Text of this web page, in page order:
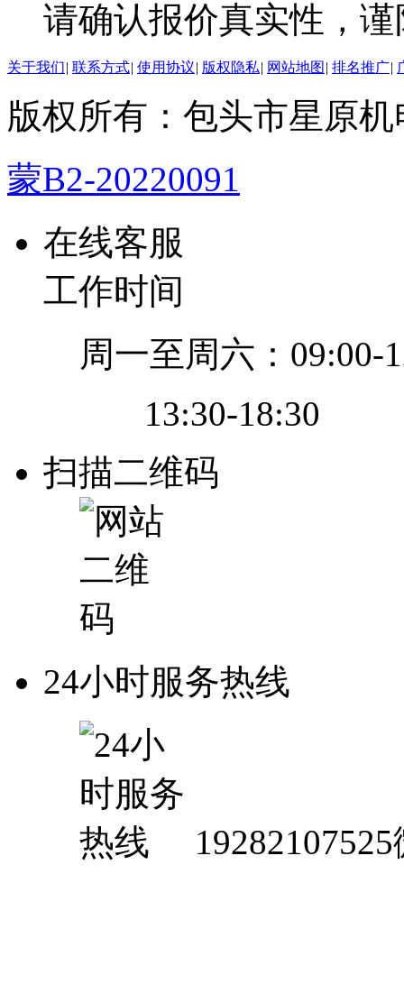
请确认报价真实性，
关于我们| 联系方式| 使用协议| 版权隐私| 网站地图 | 排名推广|
版权所有：包头市星原
蒙B2-20220091
在线客服
工作时间
周一至周六：09:00-
13:30-18:30
扫描二维码
24小时服务热线